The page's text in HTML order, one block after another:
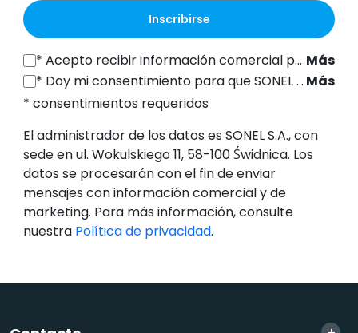
Inscribirse
*Acepto recibir información comercial por vía electrónica (a la dirección de correo electrónico indicada) de SONEL S.A., con sede en ul. Wokulskiego 11, 58-100 Świdnica, con fines de marketing, de conformidad con el artículo 398 de la Ley de 12 de julio de 2024 sobre el Derecho de las Comunicaciones Electrónicas.
Más
* Doy mi consentimiento para que SONEL S.A., con sede en ul. Wokulskiego 11, 58-100 Świdnica, procese mis datos personales (dirección de correo electrónico) con el fin de enviarme un boletín informativo con información comercial y de marketing, de conformidad con el artículo 6, apartado 1, letra a), del Reglamento General de Protección de Datos (RGPD). Más
* consentimientos requeridos
El administrador de los datos es SONEL S.A., con
sede en ul. Wokulskiego 11, 58-100 Świdnica. Los
datos se procesarán con el fin de enviar
mensajes con información comercial y de
marketing. Para más información, consulte
nuestra Política de privacidad.